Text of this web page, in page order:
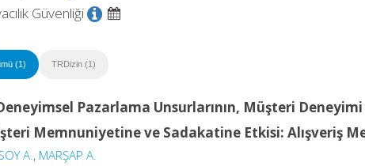
Güvenliği
(1) TRDizin (1)
Pazarlama Unsurlarının, Müşteri Deneyimi
Memnuniyetine ve Sadakatine Etkisi: Alışveriş
A., MARŞAP A.